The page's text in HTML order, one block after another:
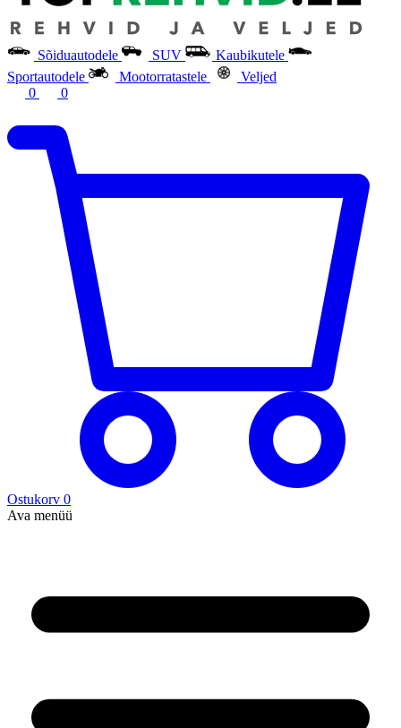
Sõiduautodele SUV
Kaubikutele
Sportautodele
Mootorratastele
Veljed
0
0
Ostukorv 0
Ava menüü